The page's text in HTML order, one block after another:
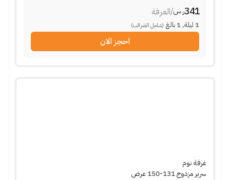
341ر.س/الغرفة
1 ليلة,
1 بالغ (شامل الضرائب)
احجز الان
غرفة نوم
سرير مزدوج 131-150 عرض